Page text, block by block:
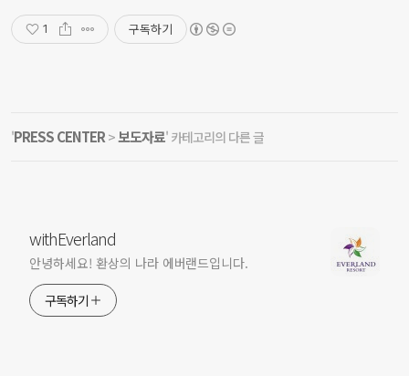
1 구독하기
'PRESS CENTER >보도자료' 카테고리의 다른 글
withEverland
안녕하세요! 환상의 나라 에버랜드입니다.
구독하기